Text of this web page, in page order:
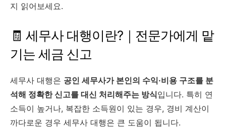
지 읽어보세요.
🧾 세무사 대행이란?｜전문가에게 맡
기는 세금 신고
세무사 대행은 공인 세무사가 본인의 수익·비용 구조를 분
석해 정확한 신고를 대신 처리해주는 방식입니다. 특히 연
소득이 높거나, 복잡한 소득원이 있는 경우, 경비 계산이
까다로운 경우 세무사 대행은 큰 도움이 됩니다.